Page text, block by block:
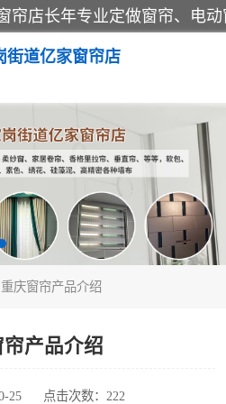
街道亿家窗帘店
庆窗帘产品介绍
产品介绍
25 点击次数：222